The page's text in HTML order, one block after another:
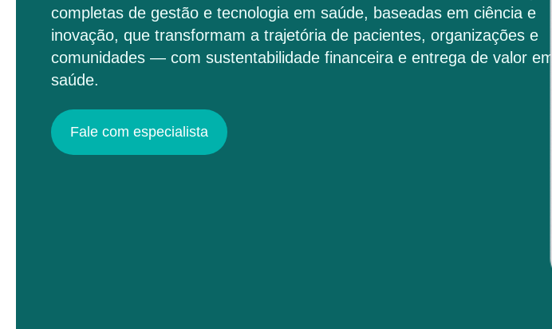
completas de gestão e tecnologia em saúde, baseadas em ciência e
inovação, que transformam a trajetória de pacientes, organizações e
comunidades — com sustentabilidade financeira e entrega de valor em
saúde.
Fale com especialista